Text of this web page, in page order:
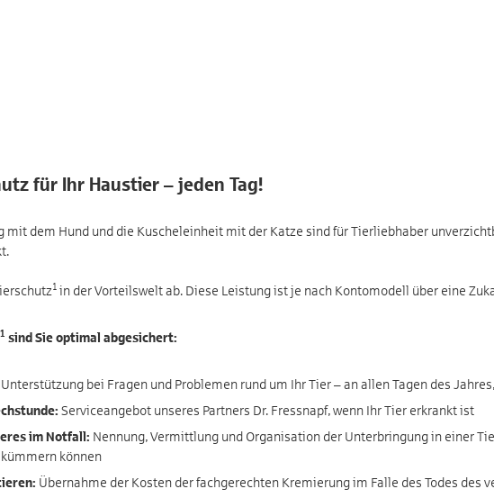
für Ihr Haustier – jeden Tag!
mit dem Hund und die Kuscheleinheit mit der Katze sind für Tierliebhaber
1 in der Vorteilswelt ab. Diese Leistung ist je nach Kontomodell über eine
1 sind Sie optimal abgesichert:
Unterstützung bei Fragen und Problemen rund um Ihr Tier – an allen Tagen des
Serviceangebot unseres Partners Dr. Fressnapf, wenn Ihr Tier erkrankt ist
im Notfall: Nennung, Vermittlung und Organisation der Unterbringung in einer
können
Übernahme der Kosten der fachgerechten Kremierung im Falle des Todes des